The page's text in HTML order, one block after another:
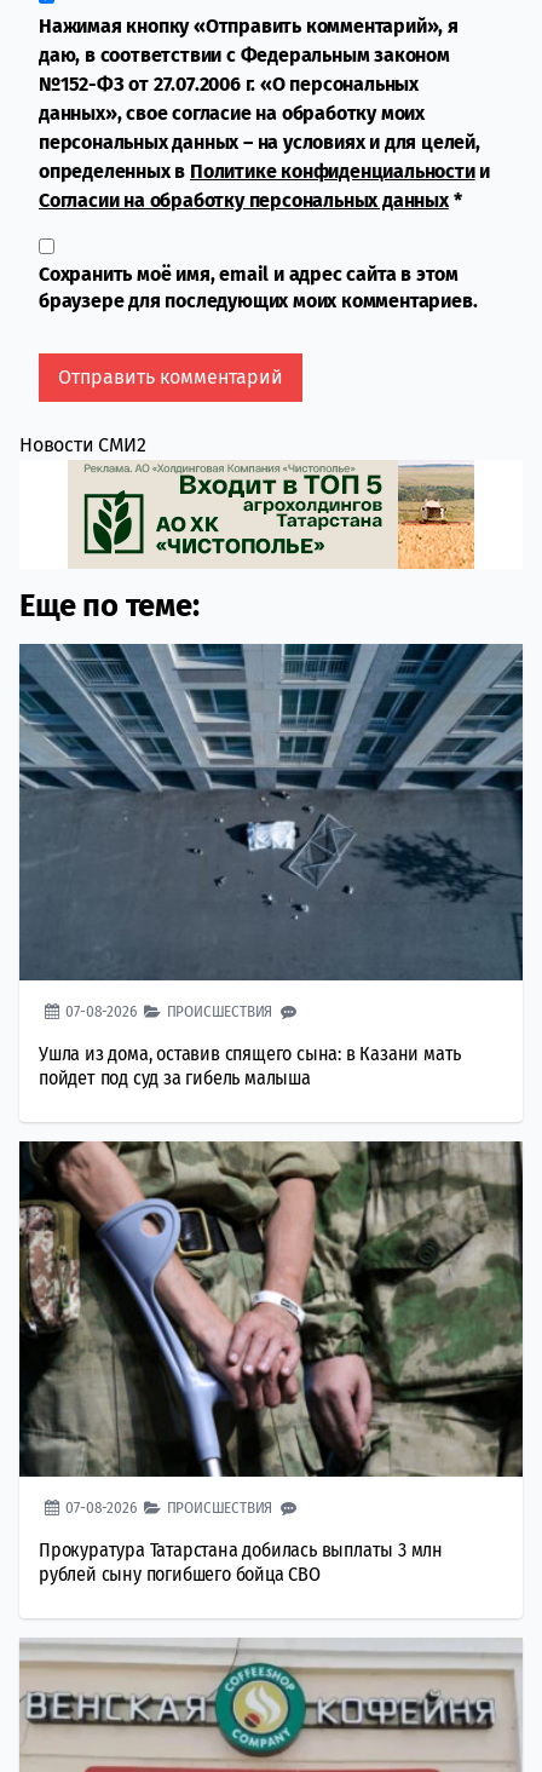
Нажимая кнопку «Отправить комментарий», я
даю, в соответствии с Федеральным законом
№152-ФЗ от 27.07.2006 г. «О персональных
данных», свое согласие на обработку моих
персональных данных – на условиях и для целей,
определенных в Политике конфиденциальностии
Согласии на обработку персональных данных*
Сохранить моё имя, email и адрес сайта в этом
браузере для последующих моих комментариев.
Новости СМИ2
Еще по теме:
07-08-2026 ПРОИСШЕСТВИЯ
Ушла из дома, оставив спящего сына: в Казани мать
пойдет под суд за гибель малыша
07-08-2026 ПРОИСШЕСТВИЯ
Прокуратура Татарстана добилась выплаты 3 млн
рублей сыну погибшего бойца СВО